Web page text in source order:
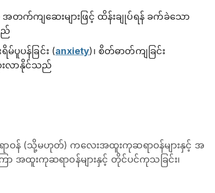
အတက်ကျဆေးများဖြင့် ထိန်းချုပ်ရန် ခက်ခဲသော
ည်
မ်ပူပန်ခြင်း (anxiety)၊ စိတ်ဓာတ်ကျခြင်း
းလာနိုင်သည်
ာဝန် (သို့မဟုတ်) ကလေးအထူးကုဆရာဝန်များနှင့် အ
အထူးကုဆရာဝန်များနှင့် တိုင်ပင်ကုသခြင်း၊​